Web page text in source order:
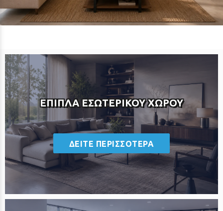
ΕΠΙΠΛΑ ΕΣΩΤΕΡΙΚΟΥ ΧΩΡΟΥ
ΔΕΙΤΕ ΠΕΡΙΣΣΟΤΕΡΑ